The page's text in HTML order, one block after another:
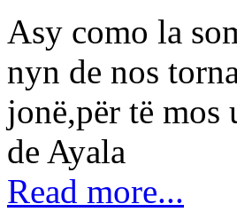
Asy como la
nyn de nos
jonë,për të mos
de Ayala
Read more...